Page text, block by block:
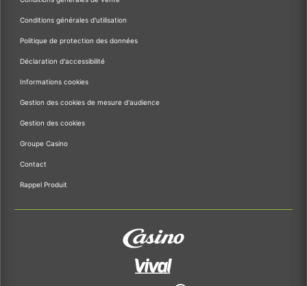
Conditions générales d'utilisation
Politique de protection des données
Déclaration d'accessibilité
Informations cookies
Gestion des cookies de mesure d'audience
Gestion des cookies
Groupe Casino
Contact
Rappel Produit